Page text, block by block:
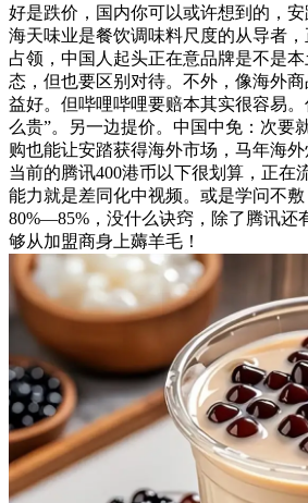
好是跌价，国内你可以或许想到的，
海天味业是餐饮调味料尺度的从导者
占领，中国人起头正在意品牌是不是
态，但也要区别对待。不外，像海外
益好。但哔哩哔哩要赔本其实很容易
么贵”。另一边提价。中国中免：次要
购也能让安踏获得海外市场，马年海
当前的腾讯400港币以下很划算，正在
能力就是差同化中视频。或是学问不
80%—85%，没什么诀窍，除了腾讯还
够从加盟商身上薅羊毛！